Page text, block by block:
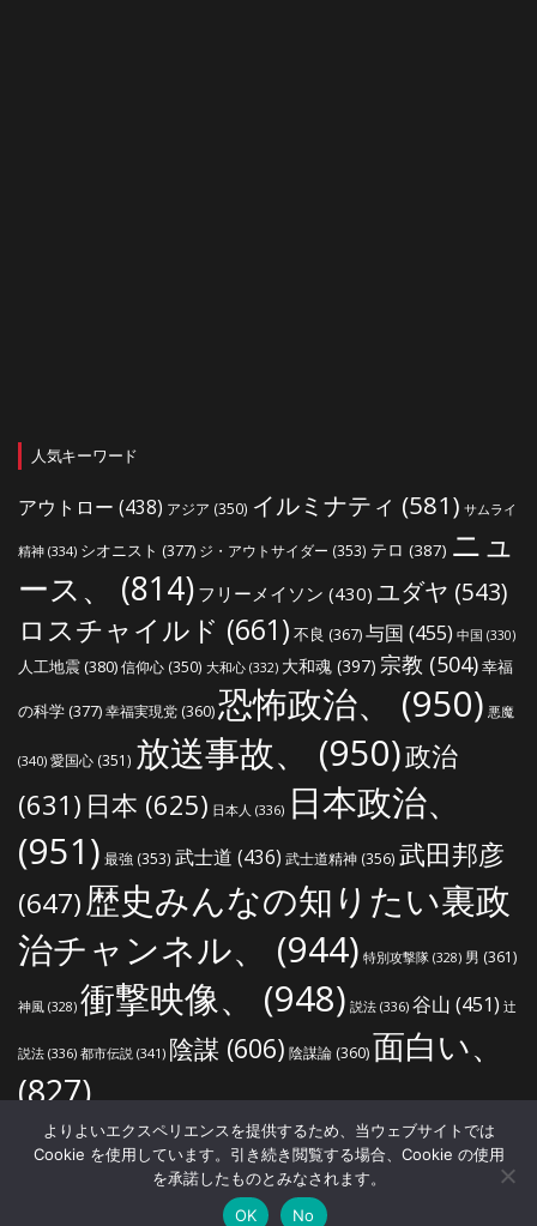
人気キーワード
アウトロー (438) アジア (350) イルミナティ (581) サムライ
精神 (334) シオニスト (377) ジ・アウトサイダー (353) テロ (387) ニュ
ース、
(814) フリーメイソン (430) ユダヤ (543)
ロスチャイルド (661) 不良 (367)与国 (455) 中国 (330)
人工地震(380)信仰心 (350) 大和心 (332) 大和魂 (397) 宗教 (504)幸福
の科学(377)幸福実現党 (360)恐怖政治、 (950) 悪魔
(340) 愛国心 (351) 放送事故、 (950)政治
(631) 日本 (625) 日本人 (336) 日本政治、
(951) 最強 (353) 武士道 (436) 武士道精神 (356) 武田邦彦
(647)歴史みんなの知りたい裏政
治チャンネル、
(944) 特別攻撃隊 (328) 男 (361)
神風 (328) 衝撃映像、 (948) 説法 (336) 谷山 (451) 辻
説法 (336) 都市伝説 (341) 陰謀 (606) 陰謀論 (360)面白い、
(827)
プライバシーポリシー
著作権・肖像権について
よりよいエクスペリエンスを提供するため、当ウェブサイトでは
Cookie を使用しています。引き続き閲覧する場合、Cookie の使用
を承諾したものとみなされます。
OK
No